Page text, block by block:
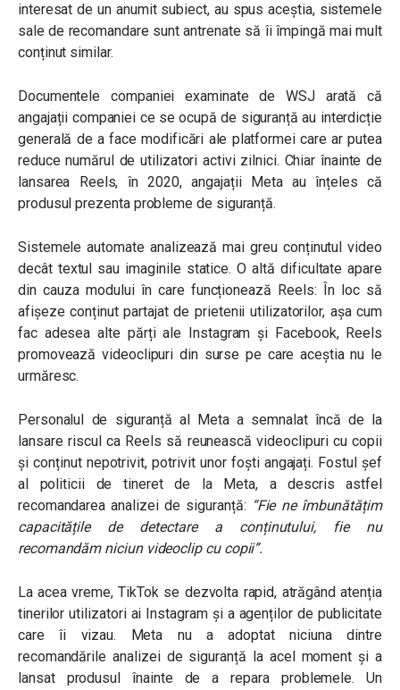
interesat de un anumit subiect, au spus aceștia, sistemele
sale de recomandare sunt antrenate să îi împingă mai mult
conținut similar.
Documentele companiei examinate de WSJ arată că
angajații companiei ce se ocupă de siguranță au interdicție
generală de a face modificări ale platformei care ar putea
reduce numărul de utilizatori activi zilnici. Chiar înainte de
lansarea Reels, în 2020, angajații Meta au înțeles că
produsul prezenta probleme de siguranță.
Sistemele automate analizează mai greu conținutul video
decât textul sau imaginile statice. O altă dificultate apare
din cauza modului în care funcționează Reels: În loc să
afișeze conținut partajat de prietenii utilizatorilor, așa cum
fac adesea alte părți ale Instagram și Facebook, Reels
promovează videoclipuri din surse pe care aceștia nu le
urmăresc.
Personalul de siguranță al Meta a semnalat încă de la
lansare riscul ca Reels să reunească videoclipuri cu copii
și conținut nepotrivit, potrivit unor foști angajați. Fostul șef
al politicii de tineret de la Meta, a descris astfel
recomandarea analizei de siguranță: “Fie ne îmbunătățim
capacitățile de detectare a conținutului, fie nu
recomandăm niciun videoclip cu copii”.
La acea vreme, TikTok se dezvolta rapid, atrăgând atenția
tinerilor utilizatori ai Instagram și a agenților de publicitate
care îi vizau. Meta nu a adoptat niciuna dintre
recomandările analizei de siguranță la acel moment și a
lansat produsul înainte de a repara problemele. Un